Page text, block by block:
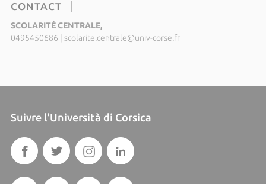
CONTACT
SCOLARITÉ CENTRALE,
0495450686
scolarite.centrale@univ-corse.fr
Suivre l'Università di Corsica